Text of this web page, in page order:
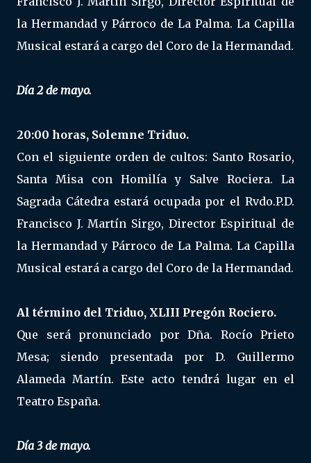
la Hermandad y Párroco de La Palma. La Capilla
Musical estará a cargo del Coro de la Hermandad.
Día 2 de mayo.
20:00 horas, Solemne Triduo.
Con el siguiente orden de cultos: Santo Rosario,
Santa Misa con Homilía y Salve Rociera. La
Sagrada Cátedra estará ocupada por el Rvdo.P.D.
Francisco J. Martín Sirgo, Director Espiritual de
la Hermandad y Párroco de La Palma. La Capilla
Musical estará a cargo del Coro de la Hermandad.
Al término del Triduo, XLIII Pregón Rociero.
Que será pronunciado por Dña. Rocío Prieto
Mesa; siendo presentada por D. Guillermo
Alameda Martín. Este acto tendrá lugar en el
Teatro España.
Día 3 de mayo.